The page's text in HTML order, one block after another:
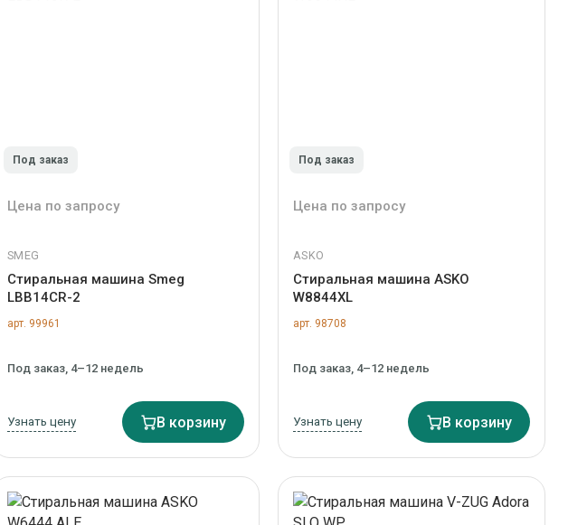
Под заказ
Цена по запросу
SMEG
Стиральная машина Smeg
LBB14CR-2
арт. 99961
Под заказ, 4–12 недель
Узнать цену В корзину
Под заказ
Цена по запросу
ASKO
Стиральная машина ASKO
W8844XL
арт. 98708
Под заказ, 4–12 недель
Узнать цену В корзину